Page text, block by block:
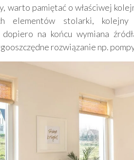
warto pamiętać o właściwej
elementów stolarki,
na końcu wymiana
rozwiązanie np.